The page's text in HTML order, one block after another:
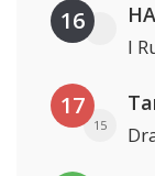
16
I
17
15